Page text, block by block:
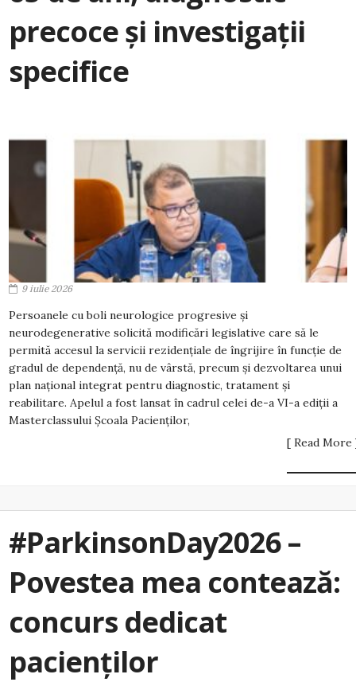
precoce și investigații
specifice
9 iulie 2026
Persoanele cu boli neurologice progresive și
neurodegenerative solicită modificări legislative care să le
permită accesul la servicii rezidențiale de îngrijire în funcție de
gradul de dependență, nu de vârstă, precum și dezvoltarea unui
plan național integrat pentru diagnostic, tratament și
reabilitare. Apelul a fost lansat în cadrul celei de-a VI-a ediții a
Masterclassului Școala Pacienților,
[ Read More
#ParkinsonDay2026 –
Povestea mea contează:
concurs dedicat
pacienților